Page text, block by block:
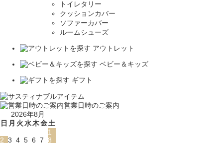
トイレタリー
クッションカバー
ソファーカバー
ルームシューズ
アウトレット
ベビー＆キッズ
ギフト
営業日時のご案内
2026年8月
日 月 火水木金土
1
2 3 4 5 6 7 8